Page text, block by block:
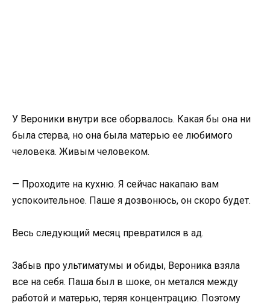
У Вероники внутри все оборвалось. Какая бы она ни
была стерва, но она была матерью ее любимого
человека. Живым человеком.
— Проходите на кухню. Я сейчас накапаю вам
успокоительное. Паше я дозвонюсь, он скоро будет.
Весь следующий месяц превратился в ад.
Забыв про ультиматумы и обиды, Вероника взяла
все на себя. Паша был в шоке, он метался между
работой и матерью, теряя концентрацию. Поэтому